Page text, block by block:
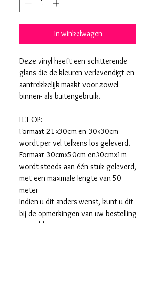
In winkelwagen
Deze vinyl heeft een schitterende
glans die de kleuren verlevendigt en
aantrekkelijk maakt voor zowel
binnen- als buitengebruik.
LET OP:
Formaat 21x30cm en 30x30cm
wordt per vel telkens los geleverd.
Formaat 30cmx50cm en30cmx1m
wordt steeds aan één stuk geleverd,
met een maximale lengte van 50
meter.
Indien u dit anders wenst, kunt u dit
bij de opmerkingen van uw bestelling
vermelden.